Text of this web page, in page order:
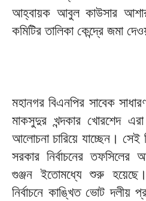
আহ্বায়ক আবুল কাউসার
কমিটির তালিকা কেন্দ্রে জমা
মহানগর বিএনপির সাবেক
মাকসুদুর খন্দকার খোরশেদ
আলোচনা চারিয়ে যাচ্ছেন। সেই
সরকার নির্বাচনের
গুঞ্জন ইতোমধ্যে শুরু
নির্বাচনে কাঙ্খিত ভোট দলীয়